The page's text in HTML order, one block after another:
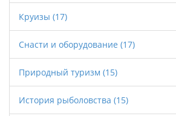
Круизы (17)
Снасти и оборудование (17)
Природный туризм (15)
История рыболовства (15)